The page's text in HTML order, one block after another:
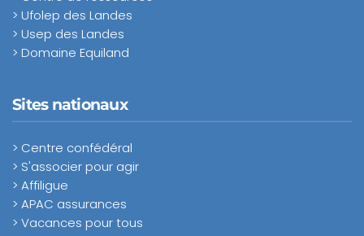
> Ufolep des Landes
> Usep des Landes
> Domaine Equiland
Sites nationaux
> Centre confédéral
> S'associer pour agir
> Affiligue
> APAC assurances
> Vacances pour tous